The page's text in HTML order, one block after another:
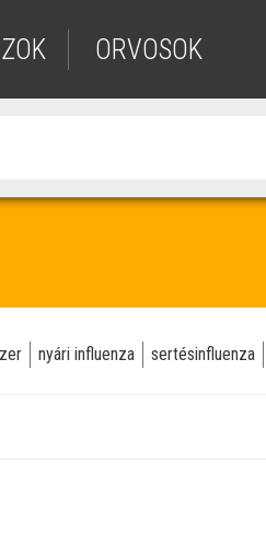
ORVOSOK
nyári influenza sertésinfluenza